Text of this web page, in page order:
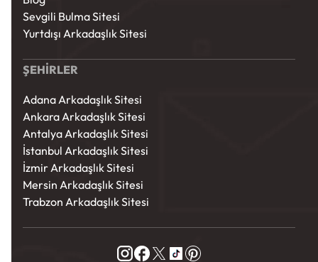
Sevgili Bulma Sitesi
Yurtdışı Arkadaşlık Sitesi
ŞEHİRLER
Adana Arkadaşlık Sitesi
Ankara Arkadaşlık Sitesi
Antalya Arkadaşlık Sitesi
İstanbul Arkadaşlık Sitesi
İzmir Arkadaşlık Sitesi
Mersin Arkadaşlık Sitesi
Trabzon Arkadaşlık Sitesi